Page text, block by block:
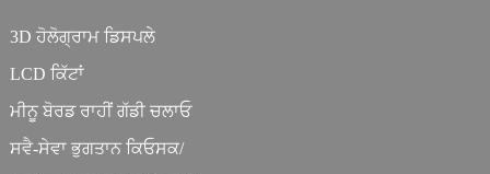
3D ਹੋਲੋਗ੍ਰਾਮ ਡਿਸਪਲੇ
LCD ਕਿੱਟਾਂ
ਮੀਨੂ ਬੋਰਡ ਰਾਹੀਂ ਗੱਡੀ ਚਲਾਓ
ਸਵੈ-ਸੇਵਾ ਭੁਗਤਾਨ ਕਿਓਸਕ/